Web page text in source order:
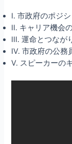
I. 市政府のポジ
II. キャリア機会
III. 運命とつなが
IV. 市政府の公務
V. スピーカーの